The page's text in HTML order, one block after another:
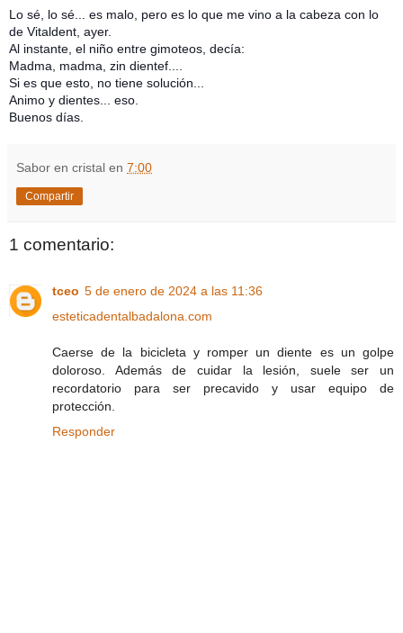
Lo sé, lo sé... es malo, pero es lo que me vino a la cabeza con lo
de Vitaldent, ayer.
Al instante, el niño entre gimoteos, decía:
Madma, madma, zin dientef....
Si es que esto, no tiene solución...
Animo y dientes... eso.
Buenos días.
Sabor en cristal en 7:00
Compartir
1 comentario:
tceo 5 de enero de 2024 a las 11:36
esteticadentalbadalona.com
Caerse de la bicicleta y romper un diente es un golpe
doloroso. Además de cuidar la lesión, suele ser un
recordatorio para ser precavido y usar equipo de
protección.
Responder